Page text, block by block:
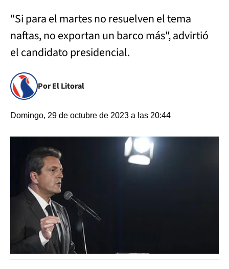
"Si para el martes no resuelven el tema
naftas, no exportan un barco más", advirtió
el candidato presidencial.
Por El Litoral
Domingo, 29 de octubre de 2023 a las 20:44